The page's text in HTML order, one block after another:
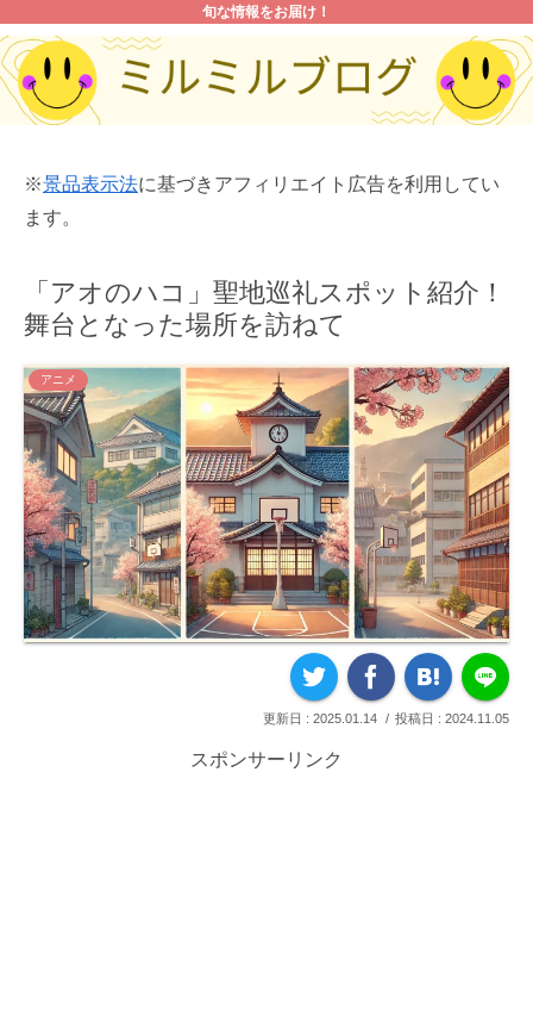
旬な情報をお届け！
※景品表示法に基づきアフィリエイト広告を利用してい
ます。
「アオのハコ」聖地巡礼スポット紹介！
舞台となった場所を訪ねて
アニメ
2025.01.14 2024.11.05
スポンサーリンク